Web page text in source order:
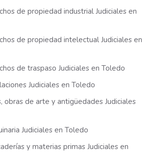
de propiedad industrial Judiciales en
de propiedad intelectual Judiciales en
de traspaso Judiciales en Toledo
Judiciales en Toledo
obras de arte y antigüedades Judiciales
Judiciales en Toledo
y materias primas Judiciales en